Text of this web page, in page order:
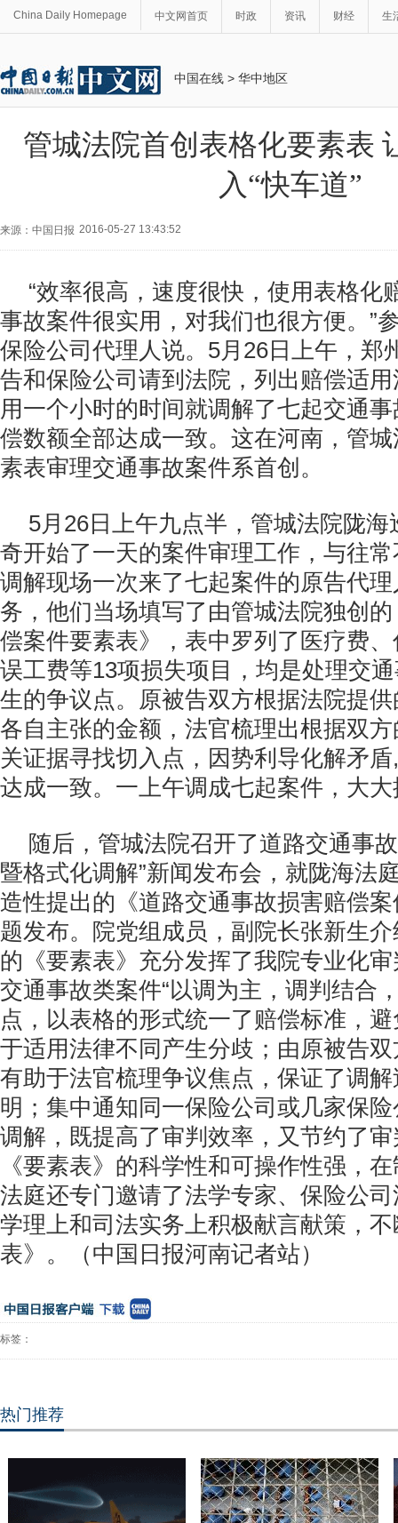
China Daily Homepage 中文网首页 时政 资讯 财经 生
中国在线 > 华中地区
管城法院首创表格化要素表
入“快车道”
来源：中国日报 2016-05-27 13:43:52
“效率很高，速度很快，使用表格化
事故案件很实用，对我们也很方便。”
保险公司代理人说。5月26日上午，郑
告和保险公司请到法院，列出赔偿适
用一个小时的时间就调解了七起交通
偿数额全部达成一致。这在河南，管
素表审理交通事故案件系首创。
5月26日上午九点半，管城法院陇
奇开始了一天的案件审理工作，与往
调解现场一次来了七起案件的原告代
务，他们当场填写了由管城法院独创
偿案件要素表》，表中罗列了医疗费
误工费等13项损失项目，均是处理交
生的争议点。原被告双方根据法院提
各自主张的金额，法官梳理出根据双
关证据寻找切入点，因势利导化解矛
达成一致。一上午调成七起案件，大
随后，管城法院召开了道路交通事
暨格式化调解”新闻发布会，就陇海法
造性提出的《道路交通事故损害赔偿
题发布。院党组成员，副院长张新生
的《要素表》充分发挥了我院专业化
交通事故类案件“以调为主，调判结合
点，以表格的形式统一了赔偿标准，
于适用法律不同产生分歧；由原被告
有助于法官梳理争议焦点，保证了调
明；集中通知同一保险公司或几家保
调解，既提高了审判效率，又节约了
《要素表》的科学性和可操作性强，
法庭还专门邀请了法学专家、保险公
学理上和司法实务上积极献言献策，
表》。（中国日报河南记者站）
标签：
热门推荐